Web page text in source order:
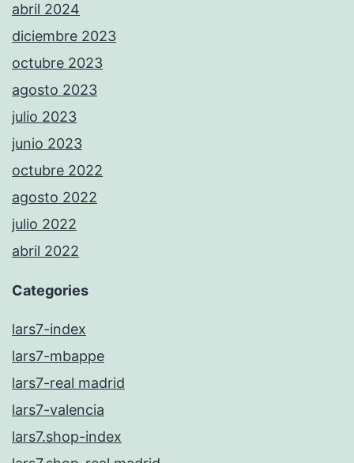
abril 2024
diciembre 2023
octubre 2023
agosto 2023
julio 2023
junio 2023
octubre 2022
agosto 2022
julio 2022
abril 2022
Categories
lars7-index
lars7-mbappe
lars7-real madrid
lars7-valencia
lars7.shop-index